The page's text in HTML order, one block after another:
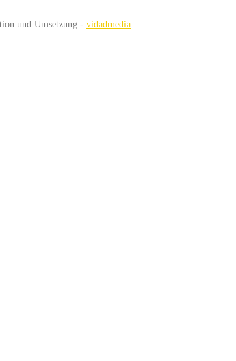
und Umsetzung - vidadmedia